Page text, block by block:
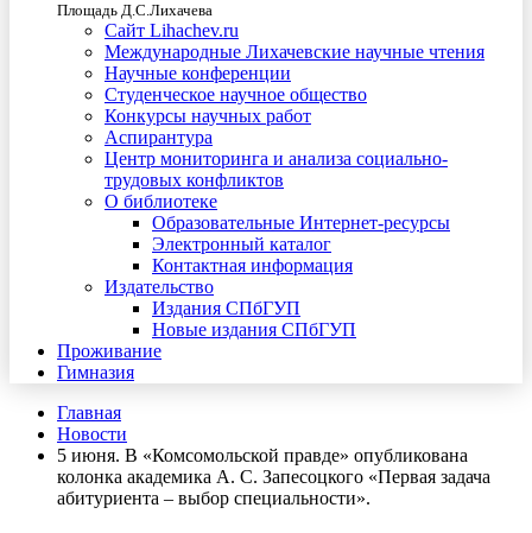
Площадь Д.С.Лихачева
Сайт Lihachev.ru
Международные Лихачевские научные чтения
Научные конференции
Студенческое научное общество
Конкурсы научных работ
Аспирантура
Центр мониторинга и анализа социально-
трудовых конфликтов
О библиотеке
Образовательные Интернет-ресурсы
Электронный каталог
Контактная информация
Издательство
Издания СПбГУП
Новые издания СПбГУП
Проживание
Гимназия
Главная
Новости
5 июня. В «Комсомольской правде» опубликована
колонка академика А. С. Запесоцкого «Первая задача
абитуриента – выбор специальности».